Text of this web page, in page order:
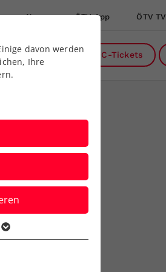
News ÖTV App ÖTV TV
DC-Tickets
davon werden
Ihre
der
Webseite